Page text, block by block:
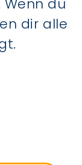
Wenn du
dir alle